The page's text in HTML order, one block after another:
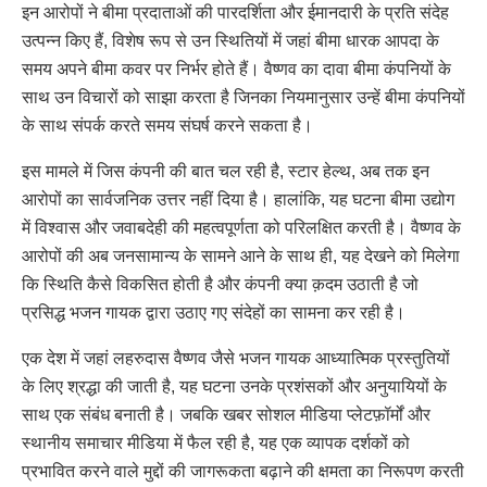
इन आरोपों ने बीमा प्रदाताओं की पारदर्शिता और ईमानदारी के प्रति संदेह
उत्पन्न किए हैं, विशेष रूप से उन स्थितियों में जहां बीमा धारक आपदा के
समय अपने बीमा कवर पर निर्भर होते हैं। वैष्णव का दावा बीमा कंपनियों के
साथ उन विचारों को साझा करता है जिनका नियमानुसार उन्हें बीमा कंपनियों
के साथ संपर्क करते समय संघर्ष करने सकता है।
इस मामले में जिस कंपनी की बात चल रही है, स्टार हेल्थ, अब तक इन
आरोपों का सार्वजनिक उत्तर नहीं दिया है। हालांकि, यह घटना बीमा उद्योग
में विश्वास और जवाबदेही की महत्वपूर्णता को परिलक्षित करती है। वैष्णव के
आरोपों की अब जनसामान्य के सामने आने के साथ ही, यह देखने को मिलेगा
कि स्थिति कैसे विकसित होती है और कंपनी क्या क़दम उठाती है जो
प्रसिद्ध भजन गायक द्वारा उठाए गए संदेहों का सामना कर रही है।
एक देश में जहां लहरुदास वैष्णव जैसे भजन गायक आध्यात्मिक प्रस्तुतियों
के लिए श्रद्धा की जाती है, यह घटना उनके प्रशंसकों और अनुयायियों के
साथ एक संबंध बनाती है। जबकि खबर सोशल मीडिया प्लेटफ़ॉर्मों और
स्थानीय समाचार मीडिया में फैल रही है, यह एक व्यापक दर्शकों को
प्रभावित करने वाले मुद्दों की जागरूकता बढ़ाने की क्षमता का निरूपण करती